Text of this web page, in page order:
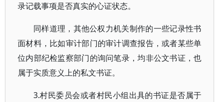
录记载事项是否真实的心证状态。
同样道理，其他公权力机关制作的一些记录性书
面材料，比如审计部门的审计调查报告，或者某些单
位内部纪检监察部门的询问笔录，均非公文书证，也
属于实质意义上的私文书证。
3.村民委员会或者村民小组出具的书证是否属于